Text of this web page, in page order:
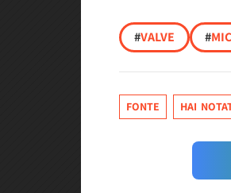
#VALVE #
FONTE HAI